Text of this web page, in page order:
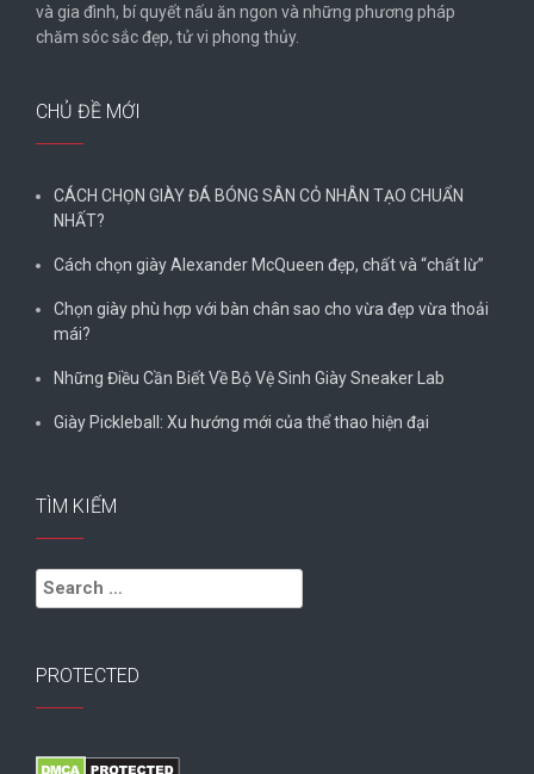
và gia đình, bí quyết nấu ăn ngon và những phương pháp
chăm sóc sắc đẹp, tử vi phong thủy.
CHỦ ĐỀ MỚI
CÁCH CHỌN GIÀY ĐÁ BÓNG SÂN CỎ NHÂN TẠO CHUẨN
NHẤT?
Cách chọn giày Alexander McQueen đẹp, chất và “chất lừ”
Chọn giày phù hợp với bàn chân sao cho vừa đẹp vừa thoải
mái?
Những Điều Cần Biết Về Bộ Vệ Sinh Giày Sneaker Lab
Giày Pickleball: Xu hướng mới của thể thao hiện đại
TÌM KIẾM
Search
for:
PROTECTED